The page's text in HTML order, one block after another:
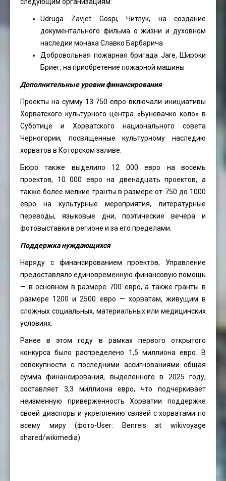
Udruga Zavjet Gospi, Читлук, на создание
документального фильма о жизни и духовном
наследии монаха Славко Барбарича
Добровольная пожарная бригада Jare, Широки
Бриег, на приобретение пожарной машины
Дополнительные уровни финансирования
Проекты на сумму 13 750 евро включали инициативы
Хорватского культурного центра «Буневачко коло» в
Суботице и Хорватского национального совета
Черногории, посвященные культурному наследию
хорватов в Которском заливе.
Бюро также выделило 12 000 евро на восемь
проектов, 10 000 евро на двенадцать проектов, а
также более мелкие гранты в размере от 750 до 1000
евро на культурные мероприятия, литературные
переводы, языковые дни, поэтические вечера и
фотовыставки в регионе и за его пределами.
Поддержка нуждающихся
Наряду с финансированием проектов, Управление
предоставляло единовременную финансовую помощь
— в основном в размере 700 евро, а также гранты в
размере 1200 и 2500 евро — хорватам, живущим в
сложных социальных, материальных или медицинских
условиях.
Ранее в этом году в рамках первого открытого
конкурса было распределено 1,5 миллиона евро. В
совокупности с последними ассигнованиями общая
сумма финансирования, выделенного в 2025 году,
составляет 3,3 миллиона евро, что подчеркивает
неизменную приверженность Хорватии поддержке
своей диаспоры и укреплению связей с хорватами по
всему миру (фото-User: Benreis at wikivoyage
shared/wikimedia).